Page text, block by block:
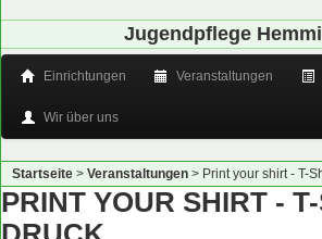
Jugendpflege
Einrichtungen Veranstaltungen
Wir über uns
Startseite > Veranstaltungen > Print your shirt - T-
PRINT YOUR SHIRT -